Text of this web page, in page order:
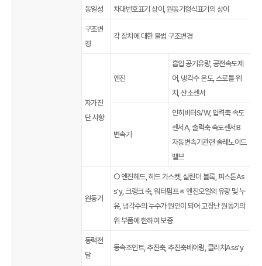
동일성 차대번호표기 상이, 원동기형식표기의 상이
구조변
경
각 장치에 대한 불법 구조변경
자가진
단 사항
엔진
흡입 공기유량, 공전속도제
어, 냉각수 온도, 스로틀 위
치, 산소센서
변속기
인히비터S/W, 입력축 속도
센서A, 출력축 속도센서B
자동변속기관련 솔레노이드
밸브
원동기
○ 엔진헤드, 헤드 가스켓, 실린더 블록, 피스톤As
s'y, 크랭크 축, 워터펌프 ※ 엔진오일의 유량 및 누
유, 냉각수의 누수가 원인이 되어 고장난 원동기의
위 부품에 한하여 보증
동력전
달
등속조인트, 추진축, 추진축베어링, 클러치Ass'y